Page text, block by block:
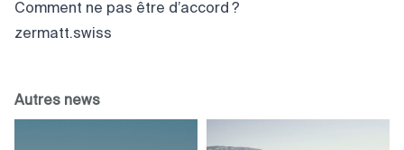
Comment ne pas être d’accord ?
zermatt.swiss
Autres news